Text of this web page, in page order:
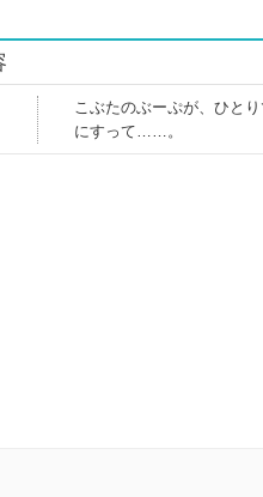
こぶたのぶーぷが、ひと
にすって……。